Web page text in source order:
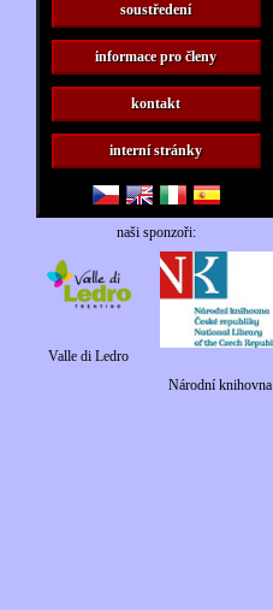
soustředení
informace pro členy
kontakt
interní stránky
naši sponzoři:
Valle di Ledro
Národní knihovna